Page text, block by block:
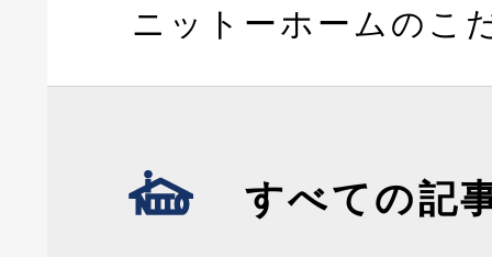
ニットーホームのこ
すべての記